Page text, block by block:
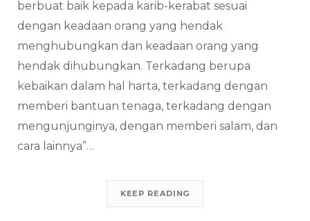
berbuat baik kepada karib-kerabat sesuai
dengan keadaan orang yang hendak
menghubungkan dan keadaan orang yang
hendak dihubungkan. Terkadang berupa
kebaikan dalam hal harta, terkadang dengan
memberi bantuan tenaga, terkadang dengan
mengunjunginya, dengan memberi salam, dan
cara lainnya”…
KEEP READING